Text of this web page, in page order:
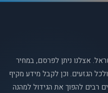
אצלנו ניתן לפרסם, במחיר
הגזעים. וכן לקבל מידע מקיף
רבים להפוך את הגידול למהנה